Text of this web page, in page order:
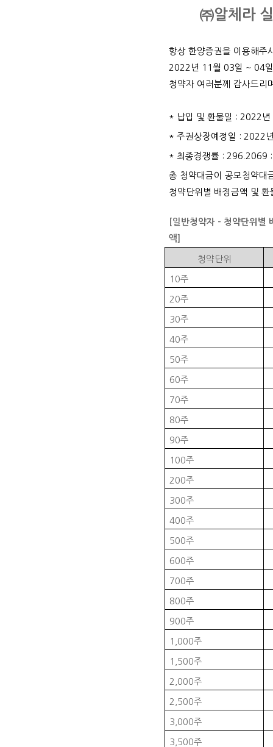
㈜알체라
항상 한양증권을 이용해주
2022 년 11 월 03일 ~ 04
청약자 여러분께 감사드리
* 납입 및 환불일 : 2022 년
* 주권상장예정일 : 2022
* 최종경쟁률 : 296.2069
총 청약대금이 공모청약대
청약단위별 배정금액 및
일반청약자 - 청약단위별
액
청약단위
10주
20주
30주
40주
50주
60주
70주
80주
90주
100주
200주
300주
400주
500주
600주
700주
800주
900주
1,000주
1,500주
2,000주
2,500주
3,000주
3,500주